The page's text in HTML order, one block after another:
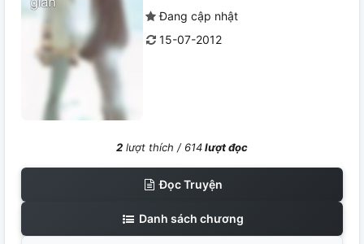
Đang cập nhật
15-07-2012
2 lượt thích / 614lượt đọc
Đọc Truyện
Danh sách chương